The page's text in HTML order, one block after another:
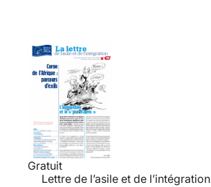
Gratuit
Lettre de l’asile et de l’intégration